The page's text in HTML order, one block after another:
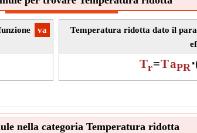
La
del
​va
Temperatura ridotta dato il
Tr=TaPR ⋅
nella categoria Temperatura ridotta